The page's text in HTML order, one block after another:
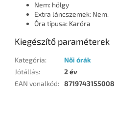
Nem: hölgy
Extra láncszemek: Nem.
Óra típusa: Karóra
Kiegészítő paraméterek
Kategória:
Női órák
Jótállás:
2 év
EAN vonalkód: 8719743155008